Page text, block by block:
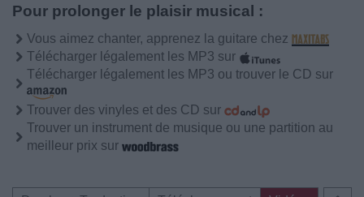
Pour prolonger le plaisir musical :
Vous aimez chanter, apprenez la guitare chez
Télécharger légalement les MP3 sur
Télécharger légalement les MP3 ou trouver le CD sur
Trouver des vinyles et des CD sur
Trouver un instrument de musique ou une partition au
meilleur prix sur